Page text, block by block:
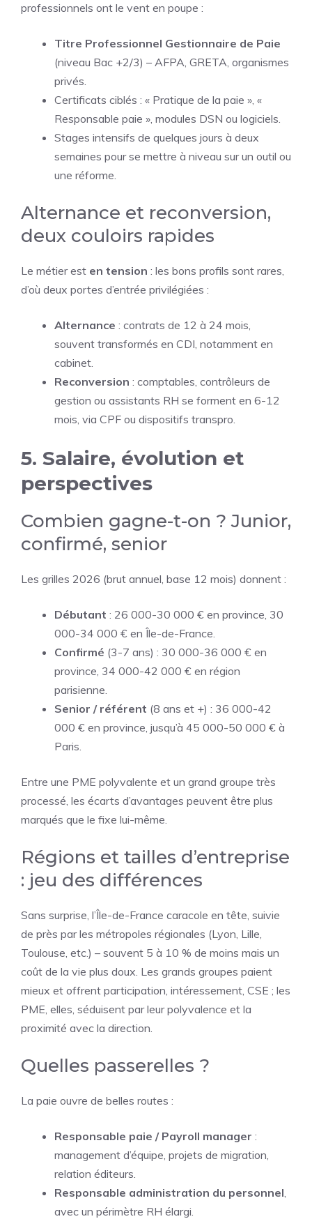
professionnels ont le vent en poupe :
Titre Professionnel Gestionnaire de Paie
(niveau Bac +2/3) – AFPA, GRETA, organismes
privés.
Certificats ciblés : « Pratique de la paie », «
Responsable paie », modules DSN ou logiciels.
Stages intensifs de quelques jours à deux
semaines pour se mettre à niveau sur un outil ou
une réforme.
Alternance et reconversion,
deux couloirs rapides
Le métier est en tension : les bons profils sont rares,
d’où deux portes d’entrée privilégiées :
Alternance : contrats de 12 à 24 mois,
souvent transformés en CDI, notamment en
cabinet.
Reconversion : comptables, contrôleurs de
gestion ou assistants RH se forment en 6-12
mois, via CPF ou dispositifs transpro.
5. Salaire, évolution et
perspectives
Combien gagne-t-on ? Junior,
confirmé, senior
Les grilles 2026 (brut annuel, base 12 mois) donnent :
Débutant : 26 000-30 000 € en province, 30
000-34 000 € en Île-de-France.
Confirmé (3-7 ans) : 30 000-36 000 € en
province, 34 000-42 000 € en région
parisienne.
Senior / référent (8 ans et +) : 36 000-42
000 € en province, jusqu’à 45 000-50 000 € à
Paris.
Entre une PME polyvalente et un grand groupe très
processé, les écarts d’avantages peuvent être plus
marqués que le fixe lui-même.
Régions et tailles d’entreprise
: jeu des différences
Sans surprise, l’Île-de-France caracole en tête, suivie
de près par les métropoles régionales (Lyon, Lille,
Toulouse, etc.) – souvent 5 à 10 % de moins mais un
coût de la vie plus doux. Les grands groupes paient
mieux et offrent participation, intéressement, CSE ; les
PME, elles, séduisent par leur polyvalence et la
proximité avec la direction.
Quelles passerelles ?
La paie ouvre de belles routes :
Responsable paie / Payroll manager :
management d’équipe, projets de migration,
relation éditeurs.
Responsable administration du personnel,
avec un périmètre RH élargi.